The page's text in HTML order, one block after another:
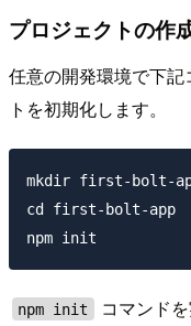
プロジェクトの作
任意の開発環境で下
トを初期化します。
mkdir first-bolt-
cd first-bolt-app
npm init
コマンド